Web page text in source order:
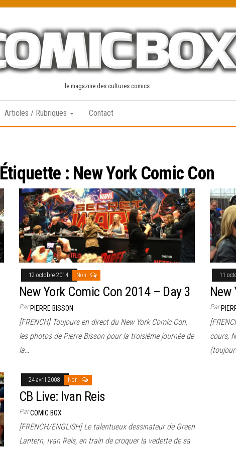
le magazine des cultures comics
Articles / Rubriques Contact
Étiquette : New York Comic Con
12 octobre 2014 Non
New York Comic Con 2014 – Day 3
ParPIERRE BISSON
[FRENCH] Toujours en direct du New York Comic Con,
les photos de Pierre Bisson pour la troisième journée de
la…
11
New
Par
cours,
24 avril 2008 Non
CB Live: Ivan Reis
ParCOMIC BOX
[FRENCH/ENGLISH] Le talentueux dessinateur de Green
Lantern, Ivan Reis, en train de croquer la vedette de sa